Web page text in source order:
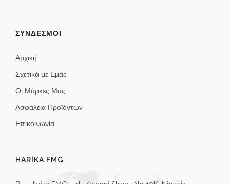
ΣΥΝΔΕΣΜΟΙ
Αρχική
Σχετικά με Εμάς
Οι Μάρκες Μας
Ασφάλεια Προϊόντων
Επικοινωνία
HARIKA FMG